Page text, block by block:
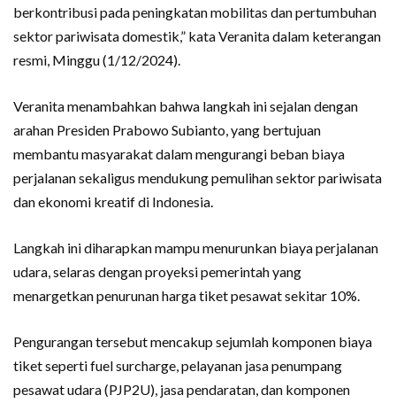
berkontribusi pada peningkatan mobilitas dan pertumbuhan
sektor pariwisata domestik,” kata Veranita dalam keterangan
resmi, Minggu (1/12/2024).
Veranita menambahkan bahwa langkah ini sejalan dengan
arahan Presiden Prabowo Subianto, yang bertujuan
membantu masyarakat dalam mengurangi beban biaya
perjalanan sekaligus mendukung pemulihan sektor pariwisata
dan ekonomi kreatif di Indonesia.
Langkah ini diharapkan mampu menurunkan biaya perjalanan
udara, selaras dengan proyeksi pemerintah yang
menargetkan penurunan harga tiket pesawat sekitar 10%.
Pengurangan tersebut mencakup sejumlah komponen biaya
tiket seperti fuel surcharge, pelayanan jasa penumpang
pesawat udara (PJP2U), jasa pendaratan, dan komponen